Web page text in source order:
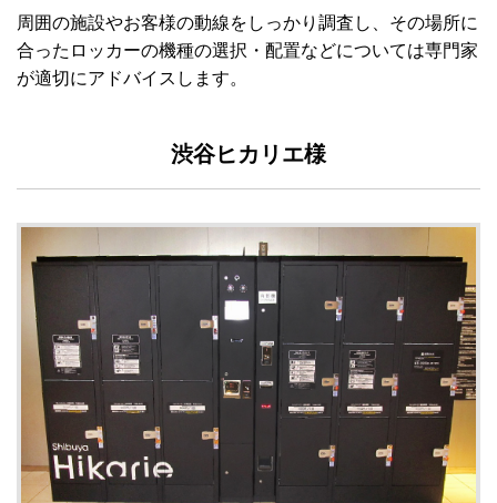
周囲の施設やお客様の動線をしっかり調査し、その場所に
合ったロッカーの機種の選択・配置などについては専門家
が適切にアドバイスします。
渋谷ヒカリエ様